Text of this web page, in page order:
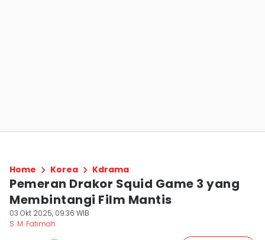
Home Korea Kdrama
Pemeran Drakor Squid Game 3 yang
Membintangi Film Mantis
03 Okt 2025, 09:36 WIB
S. M. Fatimah